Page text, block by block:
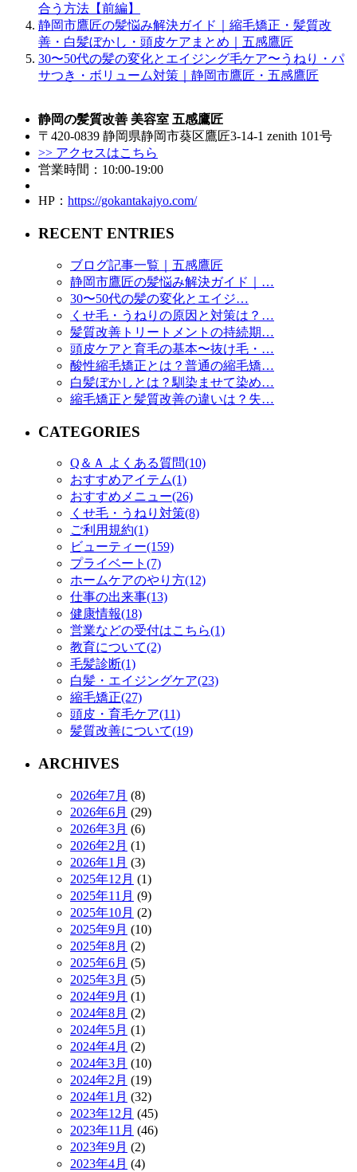
合う方法【前編】
静岡市鷹匠の髪悩み解決ガイド｜縮毛矯正・髪質改
善・白髪ぼかし・頭皮ケアまとめ｜五感鷹匠
30〜50代の髪の変化とエイジング毛ケア〜うねり・パ
サつき・ボリューム対策｜静岡市鷹匠・五感鷹匠
静岡の髪質改善 美容室 五感鷹匠
〒420-0839 静岡県静岡市葵区鷹匠3-14-1 zenith 101号
>> アクセスはこちら
営業時間：10:00-19:00
HP： https://gokantakajyo.com/
RECENT ENTRIES
ブログ記事一覧｜五感鷹匠
静岡市鷹匠の髪悩み解決ガイド｜…
30〜50代の髪の変化とエイジ…
くせ毛・うねりの原因と対策は？…
髪質改善トリートメントの持続期…
頭皮ケアと育毛の基本〜抜け毛・…
酸性縮毛矯正とは？普通の縮毛矯…
白髪ぼかしとは？馴染ませて染め…
縮毛矯正と髪質改善の違いは？失…
CATEGORIES
Q＆Ａ よくある質問(10)
おすすめアイテム(1)
おすすめメニュー(26)
くせ毛・うねり対策(8)
ご利用規約(1)
ビューティー(159)
プライベート(7)
ホームケアのやり方(12)
仕事の出来事(13)
健康情報(18)
営業などの受付はこちら(1)
教育について(2)
毛髪診断(1)
白髪・エイジングケア(23)
縮毛矯正(27)
頭皮・育毛ケア(11)
髪質改善について(19)
ARCHIVES
2026年7月 (8)
2026年6月 (29)
2026年3月 (6)
2026年2月 (1)
2026年1月 (3)
2025年12月 (1)
2025年11月 (9)
2025年10月 (2)
2025年9月 (10)
2025年8月 (2)
2025年6月 (5)
2025年3月 (5)
2024年9月 (1)
2024年8月 (2)
2024年5月 (1)
2024年4月 (2)
2024年3月 (10)
2024年2月 (19)
2024年1月 (32)
2023年12月 (45)
2023年11月 (46)
2023年9月 (2)
2023年4月 (4)